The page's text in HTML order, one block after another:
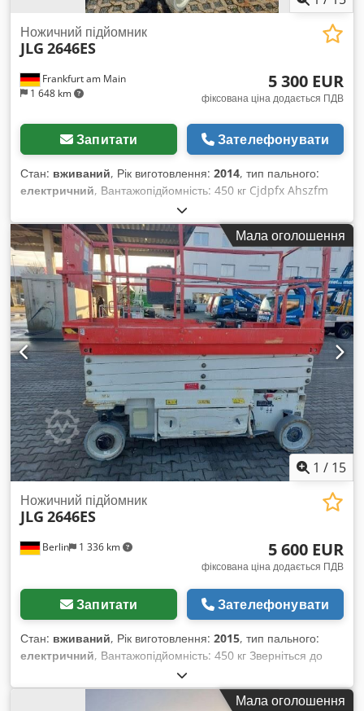
Frankfurt am Main
1 648 km
Ножичний підйомник
JLG 2646ES
5 300 EUR
фіксована ціна додається ПДВ
Запитати Зателефонувати
Стан: вживаний, Рік виготовлення: 2014, тип пального:
електричний, Вантажопідйомність: 450 кг Cjdpfx Ahszfm
Rke Eerf Зверніться до Центру вживаного обладнання для
отримання додаткової інформації.
Мала оголошення
1 / 15
Berlin 1 336 km
Ножичний підйомник
JLG 2646ES
5 600 EUR
фіксована ціна додається ПДВ
Запитати Зателефонувати
Стан: вживаний, Рік виготовлення: 2015, тип пального:
електричний, Вантажопідйомність: 450 кг Зверніться до
Центру вживаного обладнання для отримання додаткової
інформації. Cjdjzflrgepfx Ah Eorf
Мала оголошення